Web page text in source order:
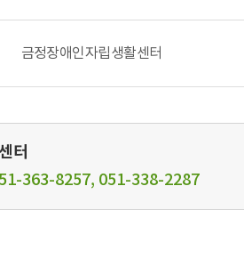
금정장애인자립생활센터
터
363-8257, 051-338-2287